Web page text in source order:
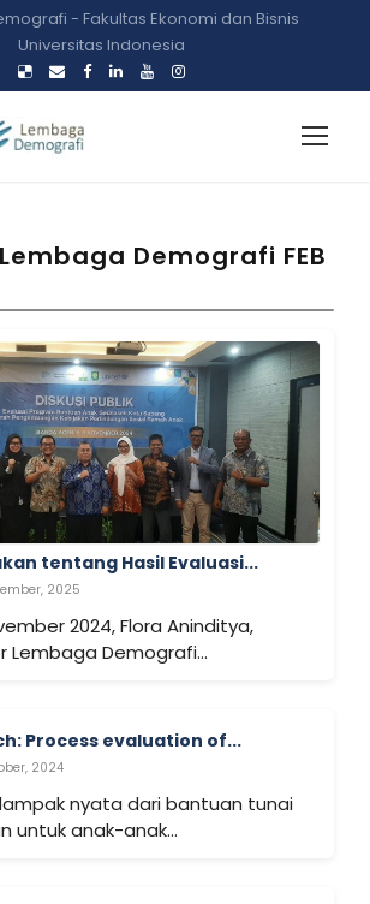
- Fakultas Ekonomi dan Bisnis
Universitas Indonesia
Demografi FEB
tentang Hasil Evaluasi...
2025
2024, Flora Aninditya,
Lembaga Demografi...
Process evaluation of...
2024
nyata dari bantuan tunai
untuk anak-anak...